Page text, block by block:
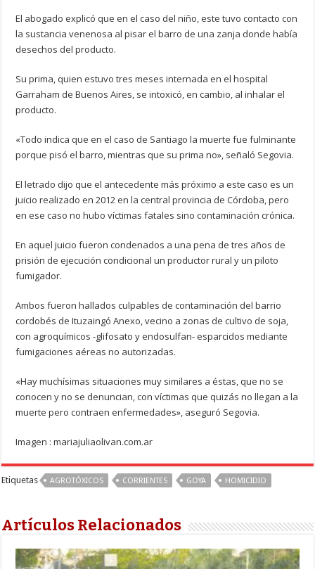
El abogado explicó que en el caso del niño, este tuvo contacto con
la sustancia venenosa al pisar el barro de una zanja donde había
desechos del producto.
Su prima, quien estuvo tres meses internada en el hospital
Garraham de Buenos Aires, se intoxicó, en cambio, al inhalar el
producto.
«Todo indica que en el caso de Santiago la muerte fue fulminante
porque pisó el barro, mientras que su prima no», señaló Segovia.
El letrado dijo que el antecedente más próximo a este caso es un
juicio realizado en 2012 en la central provincia de Córdoba, pero
en ese caso no hubo víctimas fatales sino contaminación crónica.
En aquel juicio fueron condenados a una pena de tres años de
prisión de ejecución condicional un productor rural y un piloto
fumigador.
Ambos fueron hallados culpables de contaminación del barrio
cordobés de Ituzaingó Anexo, vecino a zonas de cultivo de soja,
con agroquímicos -glifosato y endosulfan- esparcidos mediante
fumigaciones aéreas no autorizadas.
«Hay muchísimas situaciones muy similares a éstas, que no se
conocen y no se denuncian, con víctimas que quizás no llegan a la
muerte pero contraen enfermedades», aseguró Segovia.
Imagen : mariajuliaolivan.com.ar
Etiquetas AGROTÓXICOS CORRIENTES GOYA HOMICIDIO
Artículos Relacionados